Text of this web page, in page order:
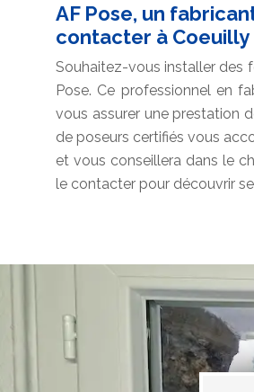
AF Pose, un
contacter à Coeuilly
Souhaitez-vous installer des
Pose. Ce professionnel en
vous assurer une prestation
de poseurs certifiés vous
et vous conseillera dans le
le contacter pour découvrir